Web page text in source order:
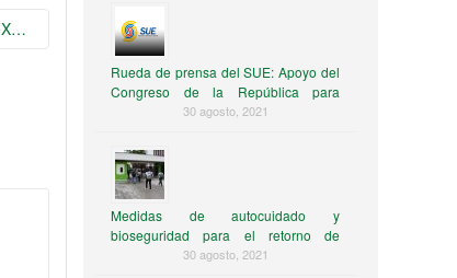
Uniquindío realiza el XXVIII Congreso Nacional de Física
Rueda de prensa del SUE: Apoyo del
Congreso de la República para
solventar la crisis financiera
30 agosto, 2021
Medidas de autocuidado y
bioseguridad para el retorno de
estudiantes al campus universitario
30 agosto, 2021